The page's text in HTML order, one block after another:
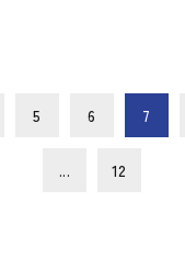
5 6 7
... 12